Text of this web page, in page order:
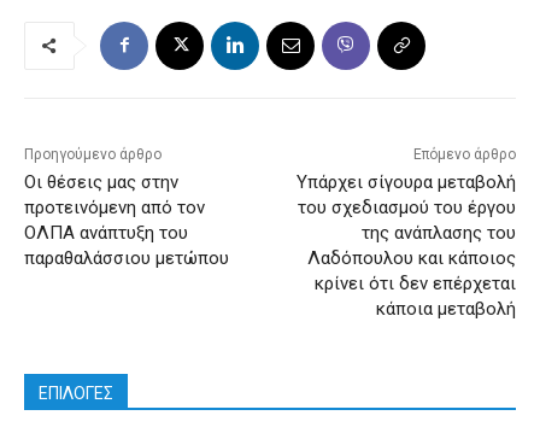
Προηγούμενο άρθρο
Οι θέσεις μας στην
προτεινόμενη από τον
ΟΛΠΑ ανάπτυξη του
παραθαλάσσιου μετώπου
Επόμενο άρθρο
Υπάρχει σίγουρα μεταβολή
του σχεδιασμού του έργου
της ανάπλασης του
Λαδόπουλου και κάποιος
κρίνει ότι δεν επέρχεται
κάποια μεταβολή
ΕΠΙΛΟΓΕΣ